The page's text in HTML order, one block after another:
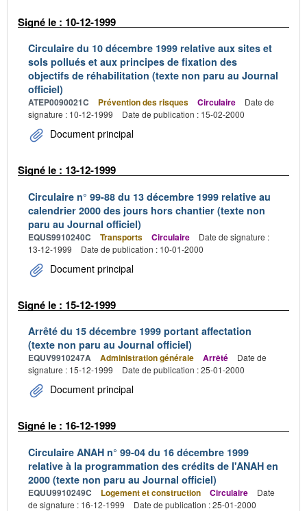
Signé le : 10-12-1999
Circulaire du 10 décembre 1999 relative aux sites et
sols pollués et aux principes de fixation des
objectifs de réhabilitation (texte non paru au Journal
officiel)
ATEP0090021C Prévention des risques Circulaire
Date de
signature : 10-12-1999
Date de publication : 15-02-2000
Document principal
Signé le : 13-12-1999
Circulaire n° 99-88 du 13 décembre 1999 relative au
calendrier 2000 des jours hors chantier (texte non
paru au Journal officiel)
EQUS9910240C Transports Circulaire
Date de signature :
13-12-1999
Date de publication : 10-01-2000
Document principal
Signé le : 15-12-1999
Arrêté du 15 décembre 1999 portant affectation
(texte non paru au Journal officiel)
EQUV9910247A Administration générale Arrêté
Date de
signature : 15-12-1999
Date de publication : 25-01-2000
Document principal
Signé le : 16-12-1999
Circulaire ANAH n° 99-04 du 16 décembre 1999
relative à la programmation des crédits de l'ANAH en
2000 (texte non paru au Journal officiel)
EQUU9910249C Logement et construction Circulaire
Date
de signature : 16-12-1999
Date de publication : 25-01-2000